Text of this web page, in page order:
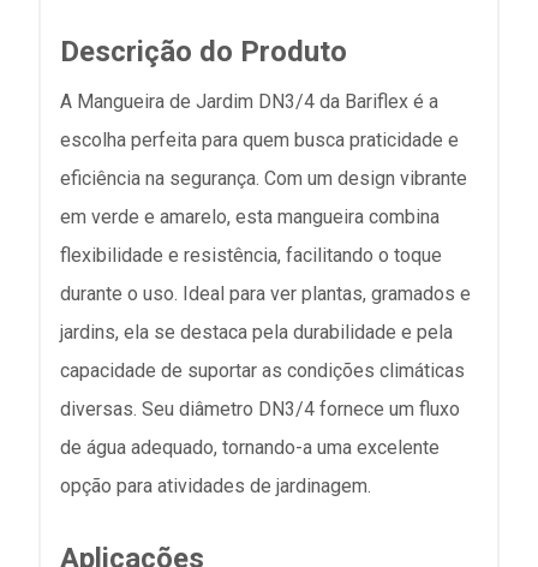
Descrição do Produto
A Mangueira de Jardim DN3/4 da Bariflex é a
escolha perfeita para quem busca praticidade e
eficiência na segurança. Com um design vibrante
em verde e amarelo, esta mangueira combina
flexibilidade e resistência, facilitando o toque
durante o uso. Ideal para ver plantas, gramados e
jardins, ela se destaca pela durabilidade e pela
capacidade de suportar as condições climáticas
diversas. Seu diâmetro DN3/4 fornece um fluxo
de água adequado, tornando-a uma excelente
opção para atividades de jardinagem.
Aplicações